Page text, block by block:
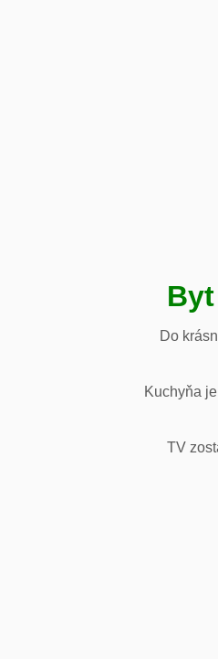
Do
Kuchyňa
TV